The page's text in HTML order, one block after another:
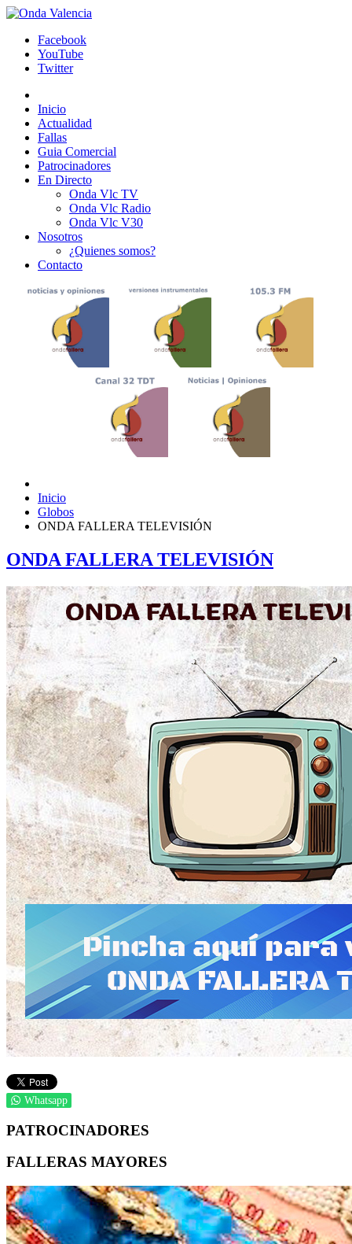
Facebook
YouTube
Twitter
Inicio
Actualidad
Fallas
Guia Comercial
Patrocinadores
En Directo
Onda Vlc TV
Onda Vlc Radio
Onda Vlc V30
Nosotros
¿Quienes somos?
Contacto
Inicio
Globos
ONDA FALLERA TELEVISIÓN
ONDA FALLERA TELEVISIÓN
Whatsapp
PATROCINADORES
FALLERAS MAYORES